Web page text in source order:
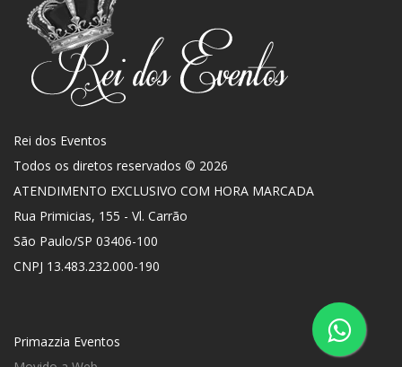
Rei dos Eventos
Todos os diretos reservados © 2026
ATENDIMENTO EXCLUSIVO COM HORA MARCADA
Rua Primicias, 155 - Vl. Carrão
São Paulo/SP 03406-100
CNPJ 13.483.232.000-190
Primazzia Eventos